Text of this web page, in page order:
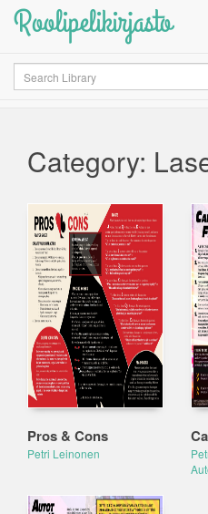
Roolipelikirjasto
Search
Category:
Pros & Cons
Petri Leinonen